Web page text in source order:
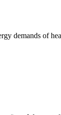
demands of